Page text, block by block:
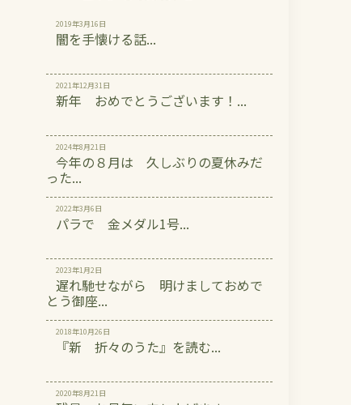
2019年3月16日
闇を手懐ける話...
2021年12月31日
新年 おめでとうございます！...
2024年8月21日
今年の８月は 久しぶりの夏休みだ
った...
2022年3月6日
パラで 金メダル1号...
2023年1月2日
遅れ馳せながら 明けましておめで
とう御座...
2018年10月26日
『新 折々のうた』を読む...
2020年8月21日